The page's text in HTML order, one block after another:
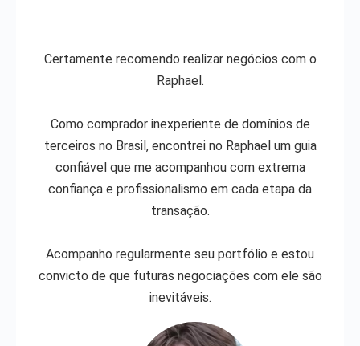
Certamente recomendo realizar negócios com o
Raphael.
Como comprador inexperiente de domínios de
terceiros no Brasil, encontrei no Raphael um guia
confiável que me acompanhou com extrema
confiança e profissionalismo em cada etapa da
transação.
Acompanho regularmente seu portfólio e estou
convicto de que futuras negociações com ele são
inevitáveis.